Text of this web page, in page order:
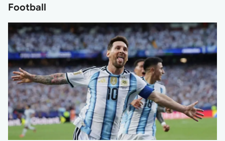
Football